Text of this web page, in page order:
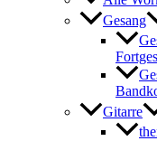
Gesang
Gitarre